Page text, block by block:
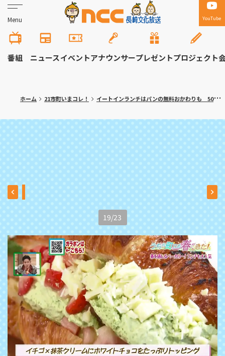
Menu YouTube
番組 ニュースイベントアナウンサープレゼントプロジェクト
ホーム 21市町いまコレ！ イートインランチはパンの無料おかわりも 50種類のパンが並ぶ人気ベーカリー 長崎市「カフェ ルヴォン」
19/23